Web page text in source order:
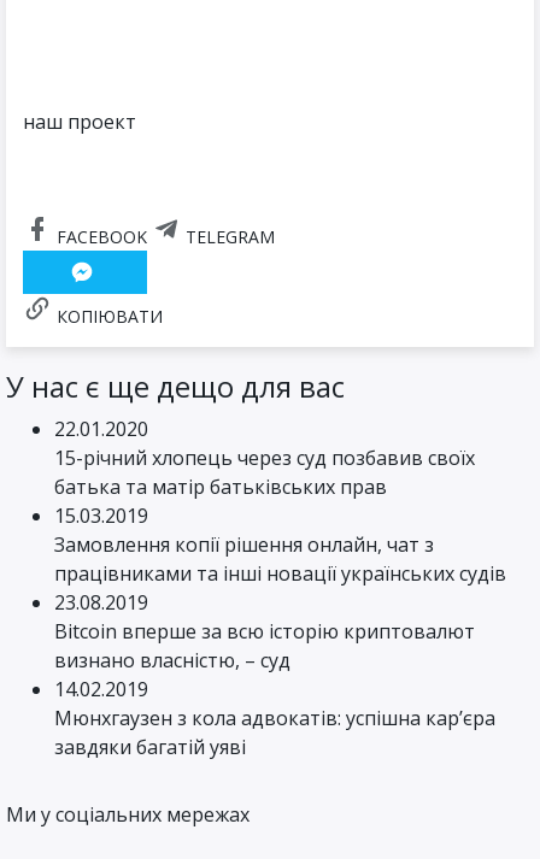
наш проект
FACEBOOK TELEGRAM
КОПІЮВАТИ
У нас є ще дещо для вас
22.01.2020
15-річний хлопець через суд позбавив своїх
батька та матір батьківських прав
15.03.2019
Замовлення копії рішення онлайн, чат з
працівниками та інші новації українських судів
23.08.2019
Bitcoin вперше за всю історію криптовалют
визнано власністю, – суд
14.02.2019
Мюнхгаузен з кола адвокатів: успішна кар’єра
завдяки багатій уяві
Ми у соціальних мережах